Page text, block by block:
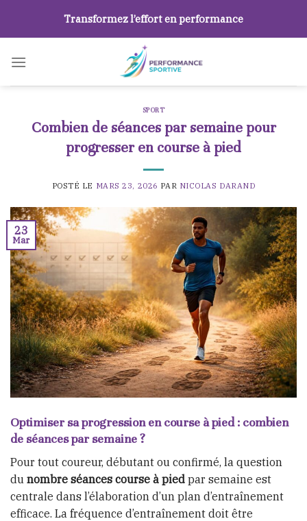
content
Transformez l’effort en performance
SPORT
Combien de séances par semaine pour
progresser en course à pied
POSTÉ LE MARS 23, 2026 PAR NICOLAS DARAND
23
Mar
Optimiser sa progression en course à pied : combien
de séances par semaine ?
Pour tout coureur, débutant ou confirmé, la question
du nombre séances course à pied par semaine est
centrale dans l’élaboration d’un plan d’entraînement
efficace. La fréquence d’entraînement doit être